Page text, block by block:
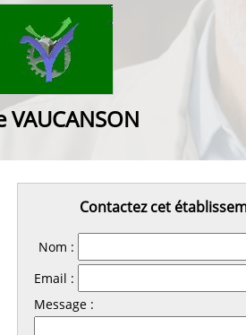
VAUCANSON
Contactez cet
Nom :
Email :
Message :